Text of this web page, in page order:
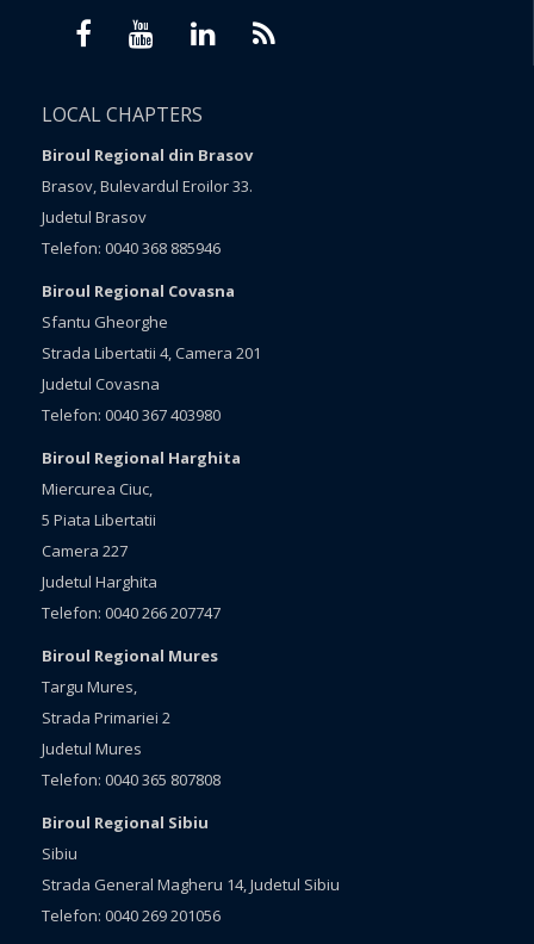
LOCAL CHAPTERS
Biroul Regional din Brasov
Brasov, Bulevardul Eroilor 33.
Judetul Brasov
Telefon: 0040 368 885946
Biroul Regional Covasna
Sfantu Gheorghe
Strada Libertatii 4, Camera 201
Judetul Covasna
Telefon: 0040 367 403980
Biroul Regional Harghita
Miercurea Ciuc,
5 Piata Libertatii
Camera 227
Judetul Harghita
Telefon: 0040 266 207747
Biroul Regional Mures
Targu Mures,
Strada Primariei 2
Judetul Mures
Telefon: 0040 365 807808
Biroul Regional Sibiu
Sibiu
Strada General Magheru 14, Judetul Sibiu
Telefon: 0040 269 201056